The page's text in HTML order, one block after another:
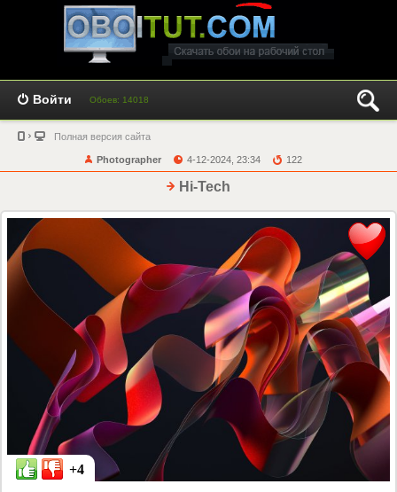
Войти Обоев: 14018
Полная версия сайта
Photographer 4-12-2024, 23:34 122
Hi-Tech
+4